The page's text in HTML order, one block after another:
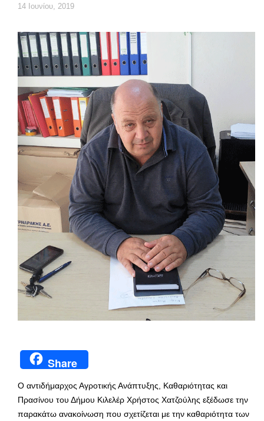
14 Ιουνίου, 2019
Share
Ο αντιδήμαρχος Αγροτικής Ανάπτυξης, Καθαριότητας και
Πρασίνου του Δήμου Κιλελέρ Χρήστος Χατζούλης εξέδωσε την
παρακάτω ανακοίνωση που σχετίζεται με την καθαριότητα των